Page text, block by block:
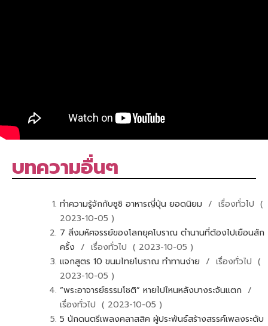
บทความอื่นๆ
ทำความรู้จักกับซูชิ อาหารญี่ปุ่น ยอดนิยม / เรื่องทั่วไป (
2023-10-05 )
7 สิ่งมหัศจรรย์ของโลกยุคโบราณ ตำนานที่ต้องไปเยือนสัก
ครั้ง / เรื่องทั่วไป ( 2023-10-05 )
แจกสูตร 10 ขนมไทยโบราณ ทำทานง่าย / เรื่องทั่วไป (
2023-10-05 )
“พระอาจารย์ธรรมโชติ” หายไปไหนหลังบางระจันแตก /
เรื่องทั่วไป ( 2023-10-05 )
5 นักดนตรีเพลงคลาสสิค ผู้ประพันธ์สร้างสรรค์เพลงระดับ